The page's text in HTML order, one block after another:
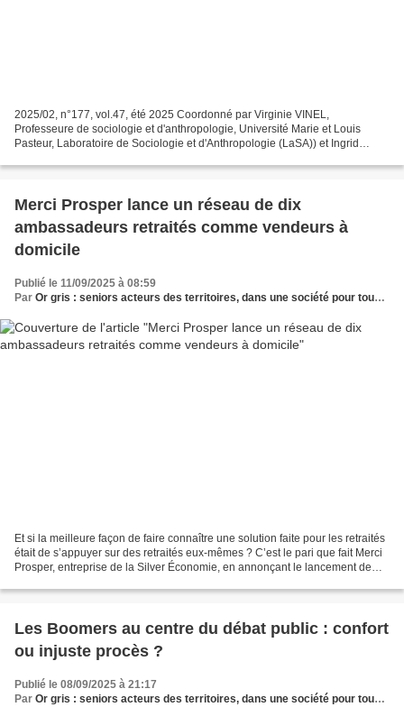
2025/02, n°177, vol.47, été 2025 Coordonné par Virginie VINEL,
Professeure de sociologie et d'anthropologie, Université Marie et Louis
Pasteur, Laboratoire de Sociologie et d'Anthropologie (LaSA)) et Ingrid
Merci Prosper lance un réseau de dix
ambassadeurs retraités comme vendeurs à
domicile
Publié le 11/09/2025 à 08:59
Par Or gris : seniors acteurs des territoires, dans une société pour tous les âges
Et si la meilleure façon de faire connaître une solution faite pour les retraités
était de s’appuyer sur des retraités eux-mêmes ? C’est le pari que fait Merci
Prosper, entreprise de la Silver Économie, en annonçant le lancement de
Les Boomers au centre du débat public : confort
ou injuste procès ?
Publié le 08/09/2025 à 21:17
Par Or gris : seniors acteurs des territoires, dans une société pour tous les âges